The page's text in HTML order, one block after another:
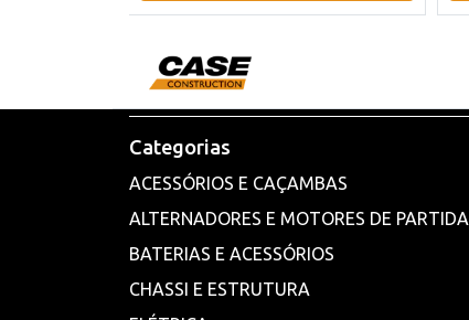
Categorias
ACESSÓRIOS E CAÇAMBAS
ALTERNADORES E MOTORES DE PARTIDA
BATERIAS E ACESSÓRIOS
CHASSI E ESTRUTURA